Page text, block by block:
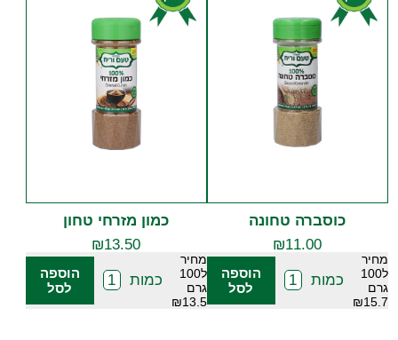
כוסברה טחונה
₪11.00
מחיר
ל100
גרם
₪15.7
כמות
הוספה
לסל
כמון מזרחי טחון
₪13.50
מחיר
ל100
גרם
₪13.5
כמות
הוספה
לסל